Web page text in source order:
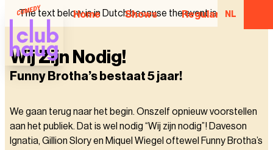
Home Shows Regular NL
The text below is in Dutch because the event is in Dutch.
Wij Zijn Nodig!
Funny Brotha’s bestaat 5 jaar!
We gaan terug naar het begin. Onszelf opnieuw voorstellen
aan het publiek. Dat is wel nodig “Wij zijn nodig”! Daveson
Ignatia, Gillion Slory en Miquel Wiegel oftewel Funny Brotha’s